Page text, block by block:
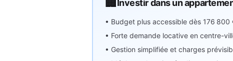
Investir dans un
• Budget plus accessible dès 176 800
• Forte demande locative en centre-
• Gestion simplifiée et charges